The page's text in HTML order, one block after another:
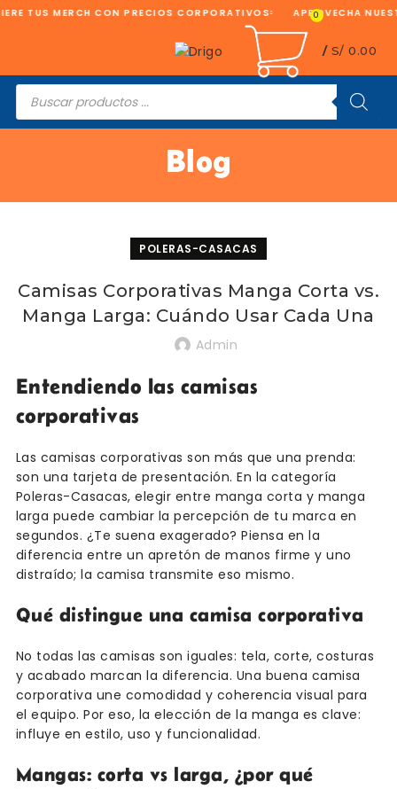
TUS MERCH CON PRECIOS CORPORATIVOS APROVECHA
0
/ S/ 0.00
Búsqueda
de
productos
Blog
POLERAS-CASACAS
Camisas Corporativas Manga Corta vs.
Manga Larga: Cuándo Usar Cada Una
Admin
Entendiendo las camisas
corporativas
Las camisas corporativas son más que una prenda:
son una tarjeta de presentación. En la categoría
Poleras-Casacas, elegir entre manga corta y manga
larga puede cambiar la percepción de tu marca en
segundos. ¿Te suena exagerado? Piensa en la
diferencia entre un apretón de manos firme y uno
distraído; la camisa transmite eso mismo.
Qué distingue una camisa corporativa
No todas las camisas son iguales: tela, corte, costuras
y acabado marcan la diferencia. Una buena camisa
corporativa une comodidad y coherencia visual para
el equipo. Por eso, la elección de la manga es clave:
influye en estilo, uso y funcionalidad.
Mangas: corta vs larga, ¿por qué